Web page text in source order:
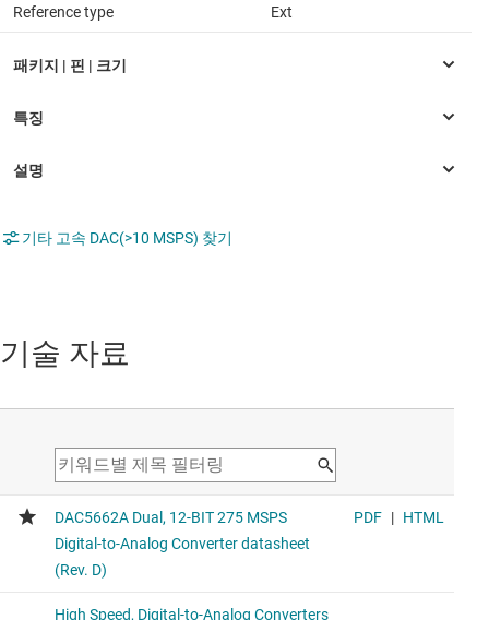
Reference type Ext
기타 고속 DAC(>10 MSPS) 찾기
기술 자료